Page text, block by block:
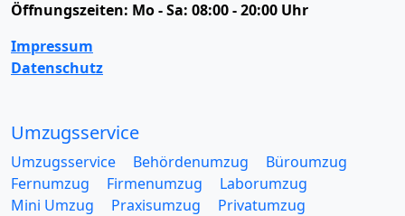
Öffnungszeiten: Mo - Sa: 08:00 - 20:00 Uhr
Impressum
Datenschutz
Umzugsservice
Umzugsservice Behördenumzug
Büroumzug
Fernumzug
Firmenumzug
Laborumzug
Mini Umzug
Praxisumzug
Privatumzug